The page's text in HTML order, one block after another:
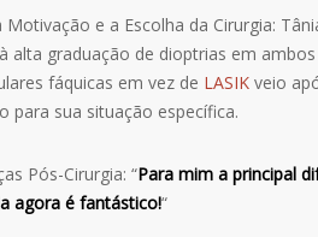
Motivação e a Escolha da Cirurgia:
alta graduação de dioptrias em
fáquicas em vez de LASIK veio
para sua situação específica.
Pós-Cirurgia: “Para mim a principal
agora é fantástico!“